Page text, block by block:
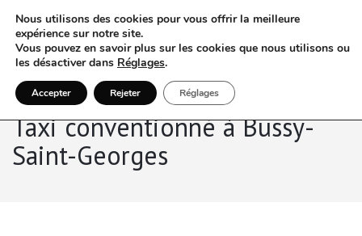
Taxi conventionné à Bussy-
Saint-Georges
Nous utilisons des cookies pour vous offrir la meilleure
expérience sur notre site.
Vous pouvez en savoir plus sur les cookies que nous utilisons ou
les désactiver dans Réglages.
Accepter Rejeter Réglages